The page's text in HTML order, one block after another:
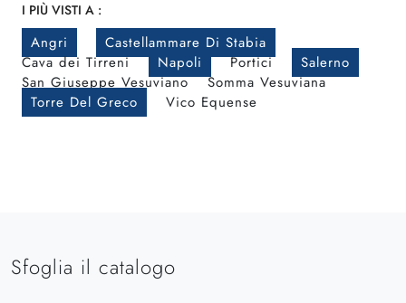
I PIÙ VISTI A :
Angri
Castellammare Di Stabia
Cava dei Tirreni
Napoli Portici
Salerno
San Giuseppe Vesuviano
Somma Vesuviana
Torre Del Greco
Vico Equense
Sfoglia il catalogo